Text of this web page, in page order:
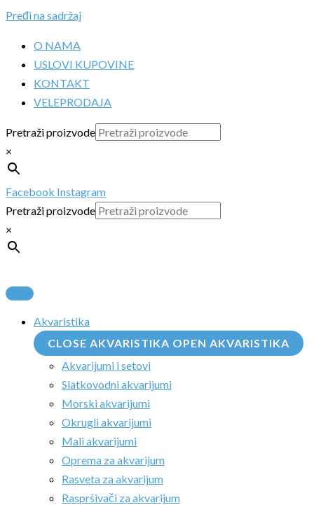
Pređi na sadržaj
O NAMA
USLOVI KUPOVINE
KONTAKT
VELEPRODAJA
Pretraži proizvode
×
Facebook Instagram
Pretraži proizvode
×
Akvaristika
CLOSE AKVARISTIKA OPEN AKVARISTIKA
Akvarijumi i setovi
Slatkovodni akvarijumi
Morski akvarijumi
Okrugli akvarijumi
Mali akvarijumi
Oprema za akvarijum
Rasveta za akvarijum
Raspršivači za akvarijum